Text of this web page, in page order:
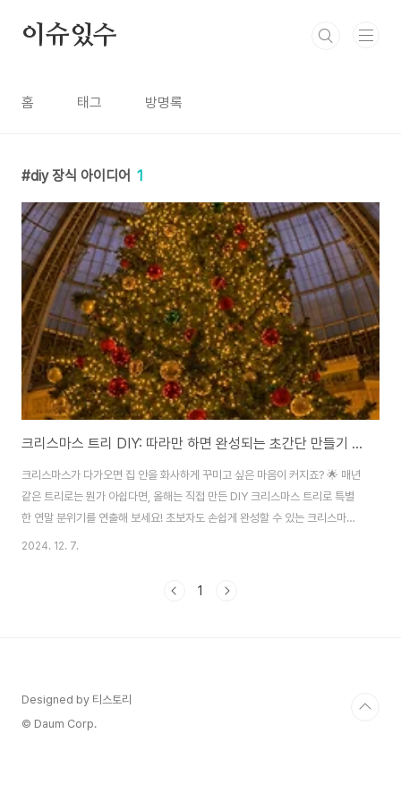
이슈있수
홈 태그 방명록
diy 장식 아이디어 1
크리스마스 트리 DIY: 따라만 하면 완성되는 초간단 만들기 비법! 🎄✨
크리스마스가 다가오면 집 안을 화사하게 꾸미고 싶은 마음이 커지죠? 🌟 매년
같은 트리로는 뭔가 아쉽다면, 올해는 직접 만든 DIY 크리스마스 트리로 특별
한 연말 분위기를 연출해 보세요! 초보자도 손쉽게 완성할 수 있는 크리스마스
트리 제작 방법을 단계별로 소개합니다. 직접 만들며 가족과 함께 따뜻한 추억
물이 간단하면서도 창의적인 아이디어를 반영할 수 있어요. 아래 재료들 중 일
2024. 12. 7.
1
Designed by 티스토리
© Daum Corp.